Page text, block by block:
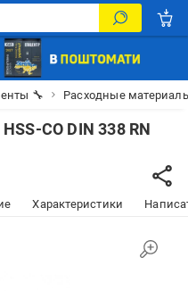
🔧 Расходные
CO DIN 338 RN
Характеристики